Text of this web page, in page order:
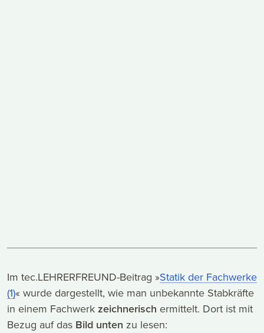
Im tec.LEHRERFREUND-Beitrag »Statik der Fachwerke
(1)« wurde dargestellt, wie man unbekannte Stabkräfte
in einem Fachwerk zeichnerisch ermittelt. Dort ist mit
Bezug auf das Bild unten zu lesen: